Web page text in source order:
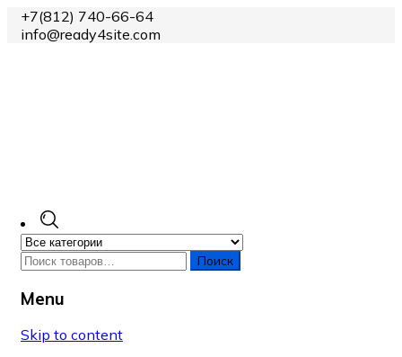
+7(812) 740-66-64
info@ready4site.com
Поиск
Menu
Skip to content